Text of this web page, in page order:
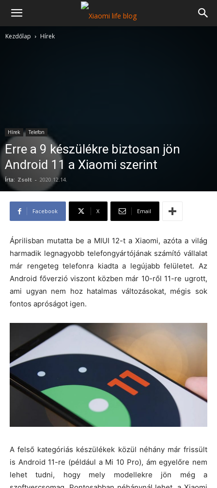
Kezdőlap Hírek
Hírek Telefon
Erre a 9 készülékre biztosan jön
Android 11 a Xiaomi szerint
Írta: Zsolt - 2020.12.14.
Facebook X Email
Áprilisban mutatta be a MIUI 12-t a Xiaomi, azóta a világ
harmadik legnagyobb telefongyártójának számító vállalat
már rengeteg telefonra kiadta a legújabb felületet. Az
Android főverzió viszont közben már 10-ről 11-re ugrott,
ami ugyan nem hoz hatalmas változásokat, mégis sok
fontos apróságot igen.
A felső kategóriás készülékek közül néhány már frissült
is Android 11-re (például a Mi 10 Pro), ám egyelőre nem
lehet tudni, hogy mely modellekre jön még a